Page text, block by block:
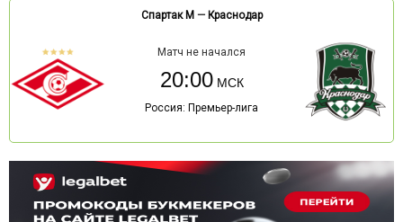
Спартак М — Краснодар
Матч не начался
20:00
Россия: Премьер-лига